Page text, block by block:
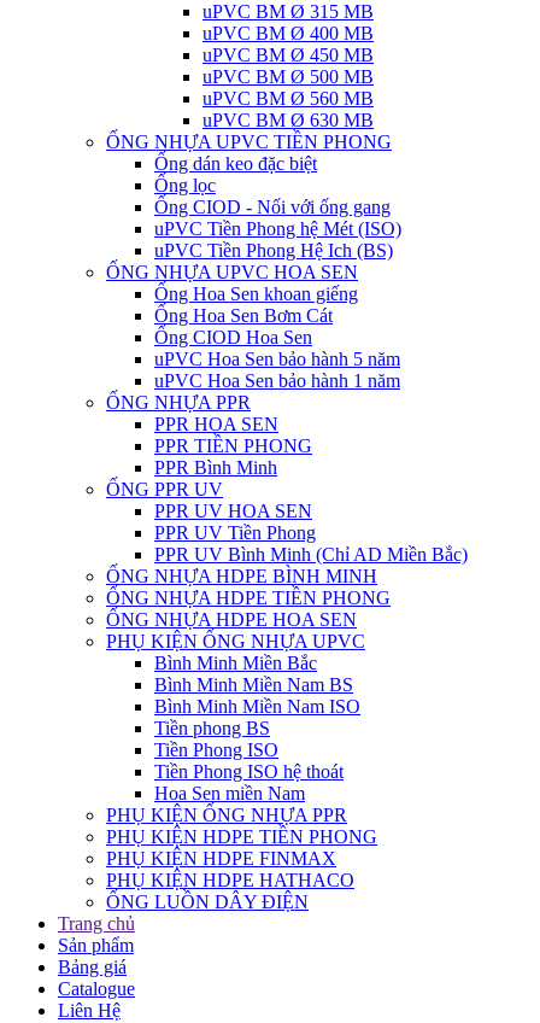
uPVC BM Ø 315 MB
uPVC BM Ø 400 MB
uPVC BM Ø 450 MB
uPVC BM Ø 500 MB
uPVC BM Ø 560 MB
uPVC BM Ø 630 MB
ỐNG NHỰA UPVC TIỀN PHONG
Ống dán keo đặc biệt
Ống lọc
Ống CIOD - Nối với ống gang
uPVC Tiền Phong hệ Mét (ISO)
uPVC Tiền Phong Hệ Ich (BS)
ỐNG NHỰA UPVC HOA SEN
Ống Hoa Sen khoan giếng
Ống Hoa Sen Bơm Cát
Ống CIOD Hoa Sen
uPVC Hoa Sen bảo hành 5 năm
uPVC Hoa Sen bảo hành 1 năm
ỐNG NHỰA PPR
PPR HOA SEN
PPR TIỀN PHONG
PPR Bình Minh
ỐNG PPR UV
PPR UV HOA SEN
PPR UV Tiền Phong
PPR UV Bình Minh (Chỉ AD Miền Bắc)
ỐNG NHỰA HDPE BÌNH MINH
ỐNG NHỰA HDPE TIỀN PHONG
ỐNG NHỰA HDPE HOA SEN
PHỤ KIỆN ỐNG NHỰA UPVC
Bình Minh Miền Bắc
Bình Minh Miền Nam BS
Bình Minh Miền Nam ISO
Tiền phong BS
Tiền Phong ISO
Tiền Phong ISO hệ thoát
Hoa Sen miền Nam
PHỤ KIỆN ỐNG NHỰA PPR
PHỤ KIỆN HDPE TIỀN PHONG
PHỤ KIỆN HDPE FINMAX
PHỤ KIỆN HDPE HATHACO
ỐNG LUỒN DÂY ĐIỆN
Trang chủ
Sản phẩm
Bảng giá
Catalogue
Liên Hệ